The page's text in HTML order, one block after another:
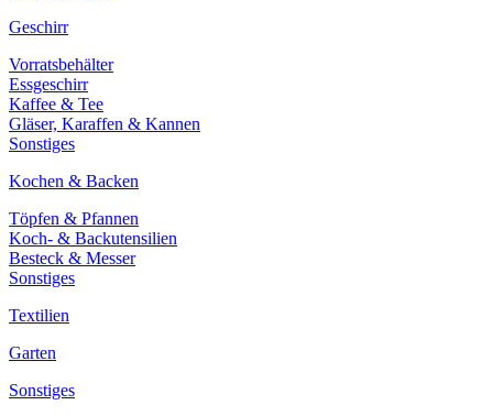
Geschirr
Vorratsbehälter
Essgeschirr
Kaffee & Tee
Gläser, Karaffen & Kannen
Sonstiges
Kochen & Backen
Töpfen & Pfannen
Koch- & Backutensilien
Besteck & Messer
Sonstiges
Textilien
Garten
Sonstiges